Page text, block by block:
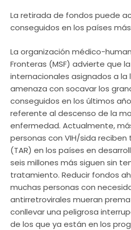
La retirada de fondos puede
conseguidos en los países
La organización médico-
Fronteras (MSF) advierte que
internacionales asignados a la
amenaza con socavar los
conseguidos en los últimos
referente al descenso de la
enfermedad. Actualmente,
personas con VIH/sida
(TAR) en los países en
seis millones más siguen sin
tratamiento. Reducir fondos
muchas personas con
antirretrovirales mueran
conllevar una peligrosa
de los que ya están en los